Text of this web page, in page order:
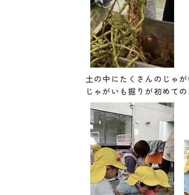
土の中にたくさんのじゃ
じゃがいも掘りが初めて